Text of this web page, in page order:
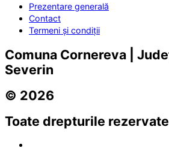
Prezentare generală
Contact
Termeni și condiții
Comuna Cornereva |
Severin
© 2026
Toate drepturile rezervate